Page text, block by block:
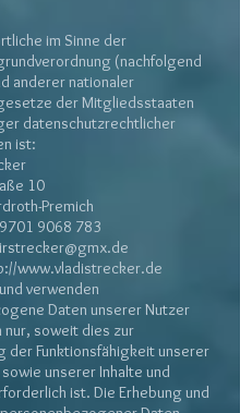
im Sinne der
(nachfolgend
anderer nationaler
der Mitgliedsstaaten
datenschutzrechtlicher
ist:
10
Premich
9068 783
www.vladistrecker.de
verwenden
Daten unserer Nutzer
nur, soweit dies zur
der Funktionsfähigkeit unserer
unserer Inhalte und
ist. Die Erhebung und